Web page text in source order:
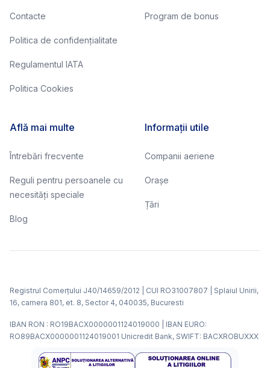
Contacte
Politica de confidențialitate
Regulamentul IATA
Politica Cookies
Program de bonus
Află mai multe
Întrebări frecvente
Reguli pentru persoanele cu
necesități speciale
Blog
Informații utile
Companii aeriene
Orașe
Țări
Registrul Comerțului J40/14659/2012 | CUI RO31007807 | Splaiul Unirii,
16, camera 801, et. 8, Sector 4, 040035, Bucuresti
IBAN RON : RO19BACX0000001124019000 | IBAN EURO:
RO89BACX0000001124019001 Unicredit Bank, SWIFT: BACXROBUXXX